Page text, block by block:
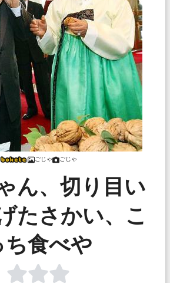
ごじゃ ごじゃ
ん、切り目い
たさかい、こ
ち食べや